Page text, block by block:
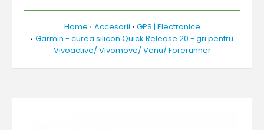
Home Accesorii
GPS | Electronice
Garmin - curea silicon Quick Release 20 - gri pentru
Vivoactive/ Vivomove/ Venu/ Forerunner